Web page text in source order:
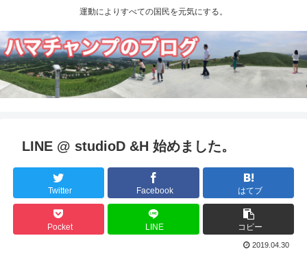
運動によりすべての国民を元気にする。
LINE @ studioD &H 始めました。
Twitter Facebook はてブ
Pocket LINE コピー
2019.04.30